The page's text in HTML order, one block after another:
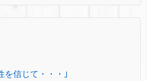
を信じて・・・｣